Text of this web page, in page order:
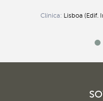
Clínica: Lisboa (Edif.